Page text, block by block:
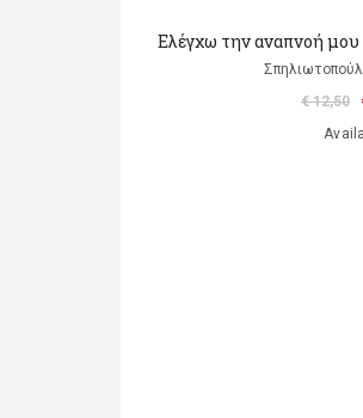
Ελέγχω την αναπνοή
€ 12,50